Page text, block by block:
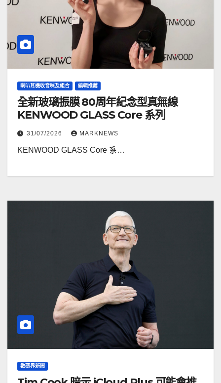
喇叭耳機收音咪及組合 編輯推薦
全新玻璃振膜 80周年紀念型真無線
KENWOOD GLASS Core 系列
31/07/2026 MARKNEWS
KENWOOD GLASS Core 系…
數碼界新聞